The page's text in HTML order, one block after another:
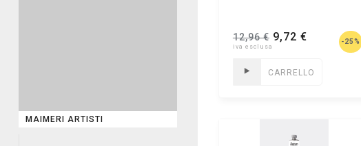
MAIMERI ARTISTI
12,96 €9,72 € -25%
CARRELLO